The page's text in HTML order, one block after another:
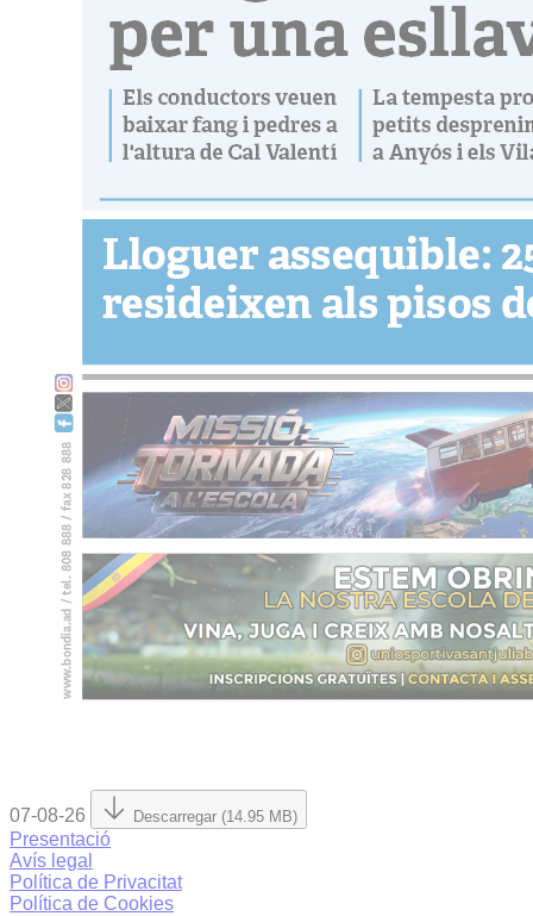
07-08-26 Descarregar (14.95 MB)
Presentació
Avís legal
Política de Privacitat
Política de Cookies